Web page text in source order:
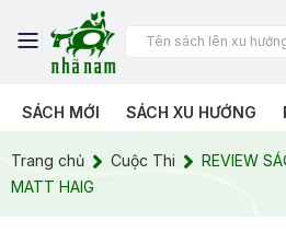
SÁCH MỚI SÁCH XU HƯỚNG
Trang chủ Cuộc Thi
REVIEW
MATT HAIG